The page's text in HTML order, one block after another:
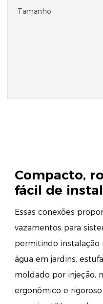
Tamanho
Compacto,
fácil de
Essas conexões
vazamentos para
permitindo instalação
água em jardins,
moldado por injeção,
ergonômico e